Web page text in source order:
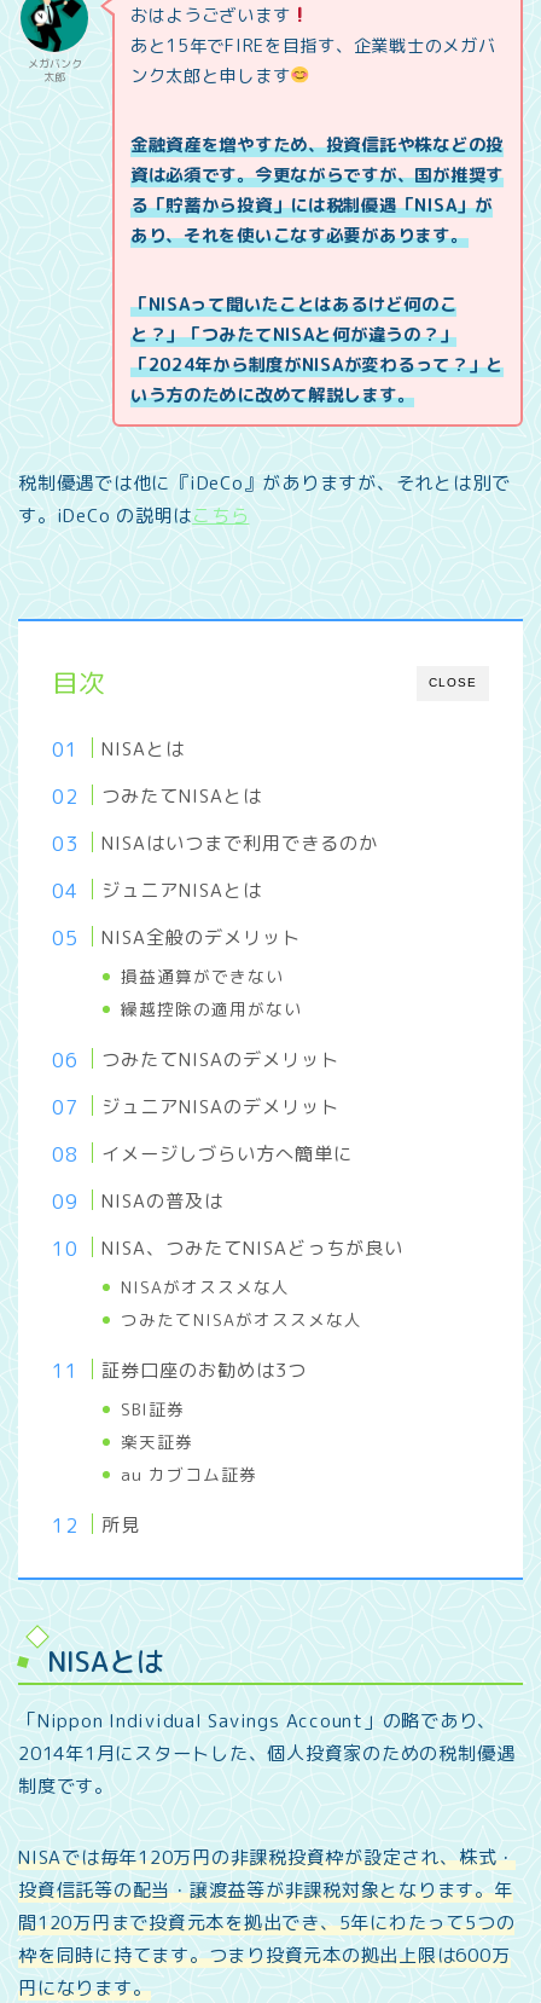
メガバンク
太郎
おはようございます
あと15年でFIREを目指す、企業戦士のメガバ
ンク太郎と申します
金融資産を増やすため、投資信託や株などの投
資は必須です。今更ながらですが、国が推奨す
る「貯蓄から投資」には税制優遇「NISA」が
あり、それを使いこなす必要があります。
「NISAって聞いたことはあるけど何のこ
と？」「つみたてNISAと何が違うの？」
「2024年から制度がNISAが変わるって？」と
いう方のために改めて解説します。
税制優遇では他に『iDeCo』がありますが、それとは別で
す。iDeCo の説明はこちら
CLOSE
目次
NISAとは
つみたてNISAとは
NISAはいつまで利用できるのか
ジュニアNISAとは
NISA全般のデメリット
損益通算ができない
繰越控除の適用がない
つみたてNISAのデメリット
ジュニアNISAのデメリット
イメージしづらい方へ簡単に
NISAの普及は
NISA、つみたてNISAどっちが良い
NISAがオススメな人
つみたてNISAがオススメな人
証券口座のお勧めは3つ
SBI証券
楽天証券
au カブコム証券
所見
NISAとは
「Nippon Individual Savings Account」の略であり、
2014年1月にスタートした、個人投資家のための税制優遇
制度です。
NISAでは毎年120万円の非課税投資枠が設定され、株式・
投資信託等の配当・譲渡益等が非課税対象となります。年
間120万円まで投資元本を拠出でき、5年にわたって5つの
枠を同時に持てます。つまり投資元本の拠出上限は600万
円になります。